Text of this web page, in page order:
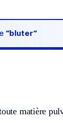
“bluter“
matière